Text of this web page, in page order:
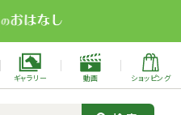
ギャラリー 動画 ショッピング